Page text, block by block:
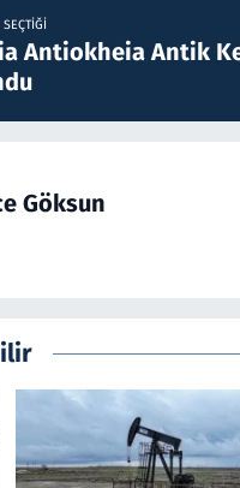
Antiokheia Antik
Göksun